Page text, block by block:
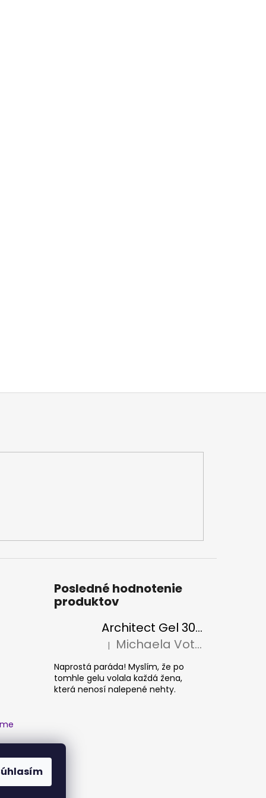
Posledné hodnotenie
produktov
Architect Gel 30ml
Hodnotenie produktu je 5 z 5
| Michaela Votava
Naprostá paráda! Myslím, že po
tomhle gelu volala každá žena,
která nenosí nalepené nehty.